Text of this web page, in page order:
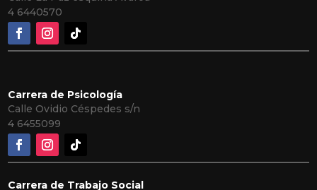
4 6440570
Carrera de Psicología
Calle Ovidio Céspedes s/n
4 6455099
Carrera de Trabajo Social